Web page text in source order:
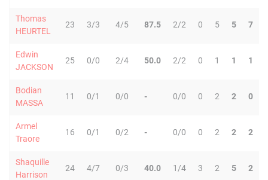
Thomas
HEURTEL
23 3/3 4/5 87.5 2/2 0 5 5 7
Edwin
JACKSON
25 0/0 2/4 50.0 2/2 0 1 1 1
Bodian
MASSA
11 0/1 0/0 - 0/0 0 2 2 0
Armel
Traore
16 0/1 0/2 - 0/0 0 2 2 2
Shaquille
Harrison
24 4/7 0/3 40.0 1/4 3 2 5 2